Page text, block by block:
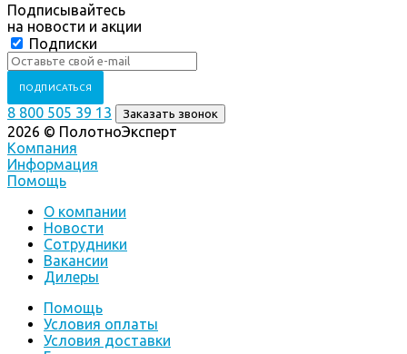
Подписывайтесь
на новости и акции
Подписки
8 800 505 39 13 Заказать звонок
2026 © ПолотноЭксперт
Компания
Информация
Помощь
О компании
Новости
Сотрудники
Вакансии
Дилеры
Помощь
Условия оплаты
Условия доставки